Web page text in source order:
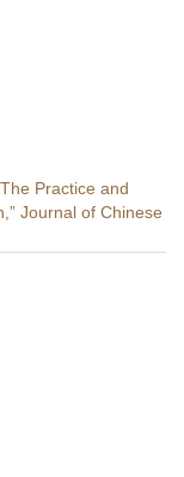
Practice and
Journal of Chinese